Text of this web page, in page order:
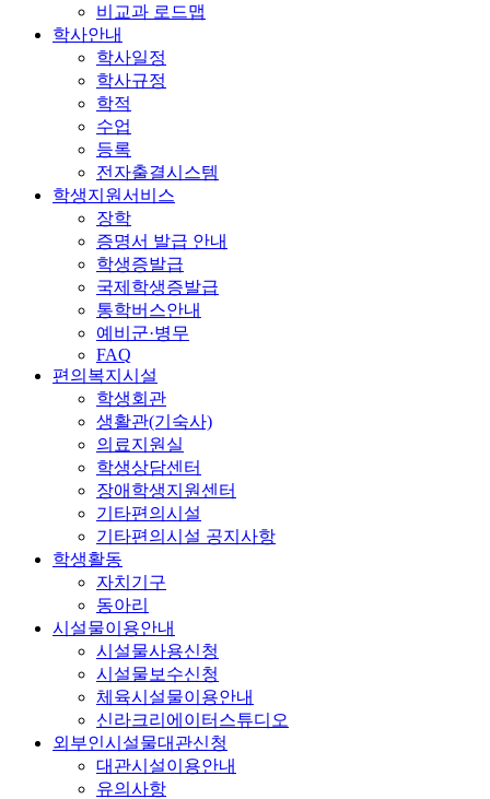
비교과 로드맵
학사안내
학사일정
학사규정
학적
수업
등록
전자출결시스템
학생지원서비스
장학
증명서 발급 안내
학생증발급
국제학생증발급
통학버스안내
예비군·병무
FAQ
편의복지시설
학생회관
생활관(기숙사)
의료지원실
학생상담센터
장애학생지원센터
기타편의시설
기타편의시설 공지사항
학생활동
자치기구
동아리
시설물이용안내
시설물사용신청
시설물보수신청
체육시설물이용안내
신라크리에이터스튜디오
외부인시설물대관신청
대관시설이용안내
유의사항